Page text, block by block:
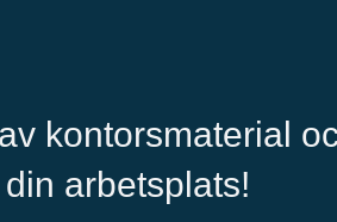
kontorsmaterial
arbetsplats!